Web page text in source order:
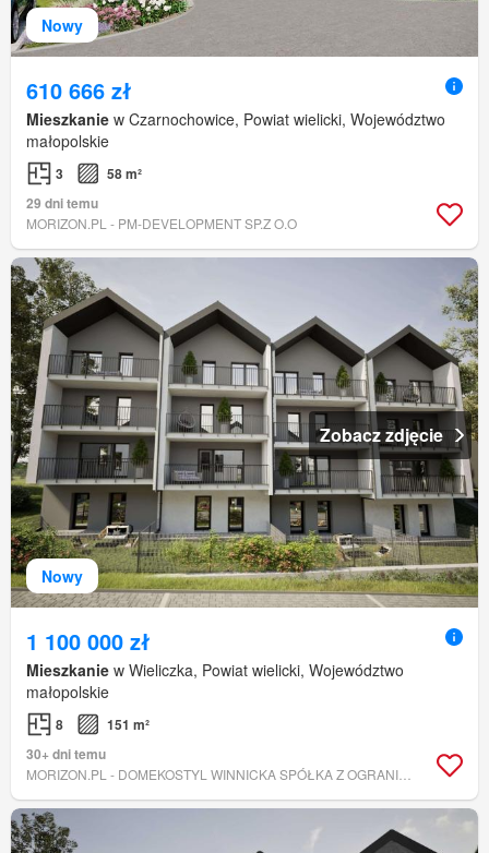
Nowy
610 666 zł
Mieszkanie w Czarnochowice, Powiat wielicki, Województwo
małopolskie
3
58 m²
29 dni temu
MORIZON.PL - PM-DEVELOPMENT SP.Z O.O
Nowy
Zobacz zdjęcie
1 100 000 zł
Mieszkanie w Wieliczka, Powiat wielicki, Województwo
małopolskie
8
151 m²
30+ dni temu